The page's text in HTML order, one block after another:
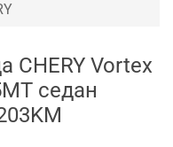
CHERY Vortex
седан